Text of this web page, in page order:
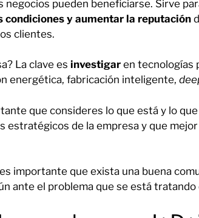
negocios pueden beneficiarse. Sirve
condiciones y aumentar la reputación
clientes.
La clave es investigar en tecnologías
energética, fabricación inteligente,
que consideres lo que está y lo
estratégicos de la empresa y que mejor
importante que exista una buena
ante el problema que se está tratando